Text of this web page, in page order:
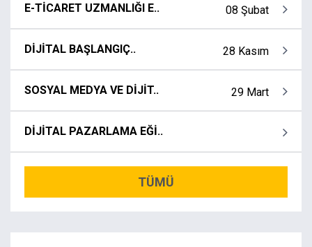
E-TİCARET UZMANLIĞI E.. 08 Şubat
DİJİTAL BAŞLANGIÇ.. 28 Kasım
SOSYAL MEDYA VE DİJİT.. 29 Mart
DİJİTAL PAZARLAMA EĞİ..
TÜMÜ